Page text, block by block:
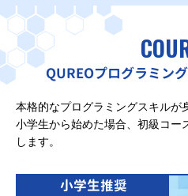
QUREOプログラミン
本格的なプログラミングスキルが
小学生から始めた場合、初級コー
します。
小学生推奨